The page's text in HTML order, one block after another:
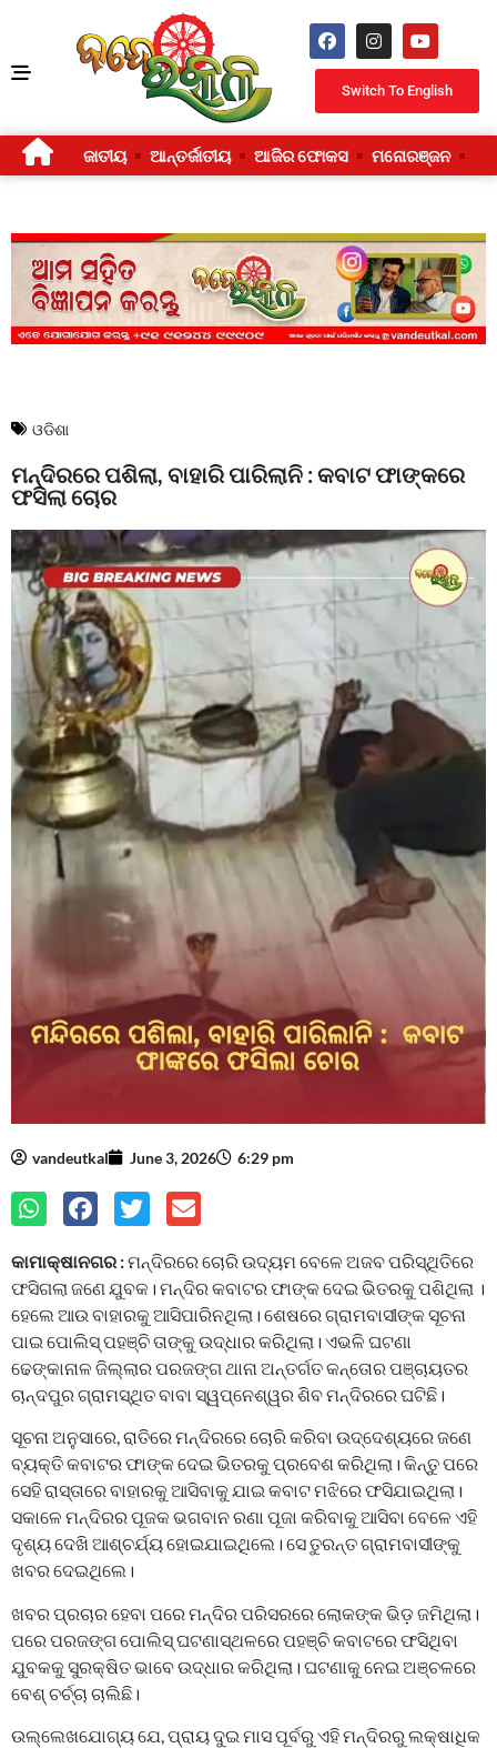
Switch To English
ଜାତୀୟ ଆନ୍ତର୍ଜାତୀୟ ଆଜିର ଫୋକସ ମନୋରଞ୍ଜନ
ଓଡିଶା
ମନ୍ଦିରରେ ପଶିଲା, ବାହାରି ପାରିଲାନି : କବାଟ ଫାଙ୍କରେ
ଫସିଲା ଚୋର
vandeutkal June 3, 2026 6:29 pm
କାମାକ୍ଷାନଗର :ମନ୍ଦିରରେ ଚୋରି ଉଦ୍ୟମ ବେଳେ ଅଜବ ପରିସ୍ଥିତିରେ
ଫସିଗଲା ଜଣେ ଯୁବକ। ମନ୍ଦିର କବାଟର ଫାଙ୍କ ଦେଇ ଭିତରକୁ ପଶିଥିଲା ।
ହେଲେ ଆଉ ବାହାରକୁ ଆସିପାରିନଥିଲା। ଶେଷରେ ଗ୍ରାମବାସୀଙ୍କ ସୂଚନା
ପାଇ ପୋଲିସ୍ ପହଞ୍ଚି ତାଙ୍କୁ ଉଦ୍ଧାର କରିଥିଲା। ଏଭଳି ଘଟଣା
ଢେଙ୍କାନାଳ ଜିଲ୍ଲାର ପରଜଙ୍ଗ ଥାନା ଅନ୍ତର୍ଗତ କନ୍ତୋର ପଞ୍ଚାୟତର
ଚାନ୍ଦପୁର ଗ୍ରାମସ୍ଥିତ ବାବା ସ୍ୱପ୍ନେଶ୍ୱର ଶିବ ମନ୍ଦିରରେ ଘଟିଛି।
ସୂଚନା ଅନୁସାରେ, ରାତିରେ ମନ୍ଦିରରେ ଚୋରି କରିବା ଉଦ୍ଦେଶ୍ୟରେ ଜଣେ
ବ୍ୟକ୍ତି କବାଟର ଫାଙ୍କ ଦେଇ ଭିତରକୁ ପ୍ରବେଶ କରିଥିଲା। କିନ୍ତୁ ପରେ
ସେହି ରାସ୍ତାରେ ବାହାରକୁ ଆସିବାକୁ ଯାଇ କବାଟ ମଝିରେ ଫସିଯାଇଥିଲା।
ସକାଳେ ମନ୍ଦିରର ପୂଜକ ଭଗବାନ ରଣା ପୂଜା କରିବାକୁ ଆସିବା ବେଳେ ଏହି
ଦୃଶ୍ୟ ଦେଖି ଆଶ୍ଚର୍ଯ୍ୟ ହୋଇଯାଇଥିଲେ। ସେ ତୁରନ୍ତ ଗ୍ରାମବାସୀଙ୍କୁ
ଖବର ଦେଇଥିଲେ।
ଖବର ପ୍ରଚାର ହେବା ପରେ ମନ୍ଦିର ପରିସରରେ ଲୋକଙ୍କ ଭିଡ଼ ଜମିଥିଲା।
ପରେ ପରଜଙ୍ଗ ପୋଲିସ୍ ଘଟଣାସ୍ଥଳରେ ପହଞ୍ଚି କବାଟରେ ଫସିଥିବା
ଯୁବକକୁ ସୁରକ୍ଷିତ ଭାବେ ଉଦ୍ଧାର କରିଥିଲା। ଘଟଣାକୁ ନେଇ ଅଞ୍ଚଳରେ
ବେଶ୍ ଚର୍ଚ୍ଚା ଚାଲିଛି।
ଉଲ୍ଲେଖଯୋଗ୍ୟ ଯେ, ପ୍ରାୟ ଦୁଇ ମାସ ପୂର୍ବରୁ ଏହି ମନ୍ଦିରରୁ ଲକ୍ଷାଧିକ